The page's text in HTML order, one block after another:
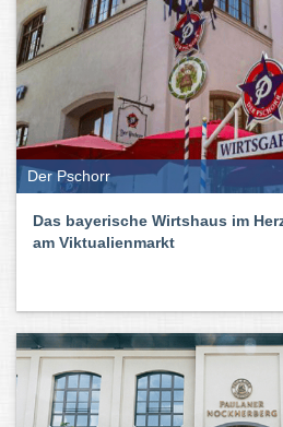
Der Pschorr
Das bayerische Wirtshaus im
am Viktualienmarkt